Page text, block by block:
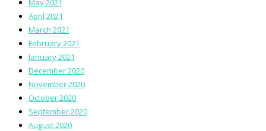
April 2021
March 2021
February 2021
January 2021
December 2020
November 2020
October 2020
September 2020
August 2020